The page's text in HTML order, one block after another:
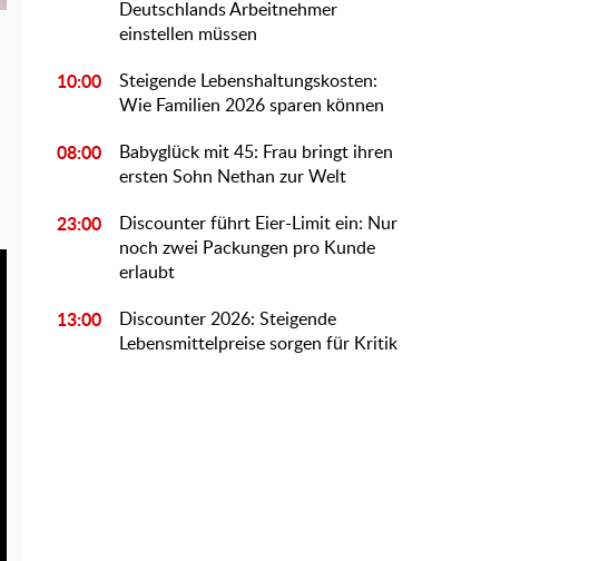
Deutschlands Arbeitnehmer
einstellen müssen
10:00
Steigende Lebenshaltungskosten:
Wie Familien 2026 sparen können
08:00
Babyglück mit 45: Frau bringt ihren
ersten Sohn Nethan zur Welt
23:00
Discounter führt Eier-Limit ein: Nur
noch zwei Packungen pro Kunde
erlaubt
13:00
Discounter 2026: Steigende
Lebensmittelpreise sorgen für Kritik